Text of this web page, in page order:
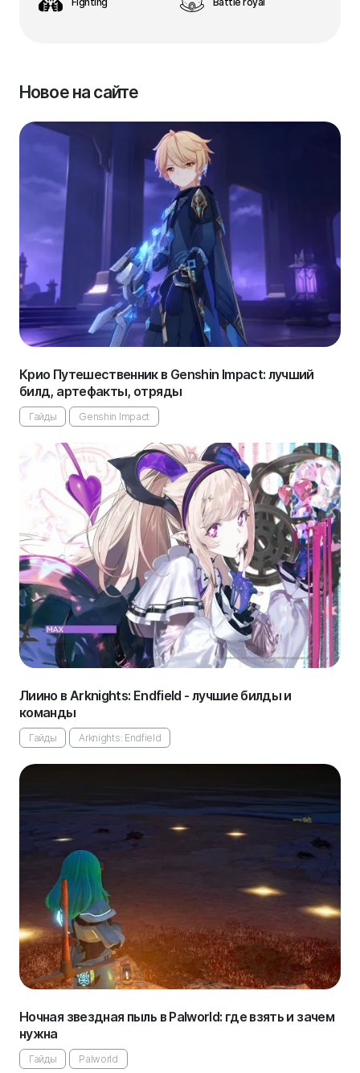
Новое на сайте
Крио Путешественник в Genshin Impact: лучший
билд, артефакты, отряды
Гайды Genshin Impact
Лиино в Arknights: Endfield - лучшие билды и
команды
Гайды Arknights: Endfield
Ночная звездная пыль в Palworld: где взять и зачем
нужна
Гайды Palworld